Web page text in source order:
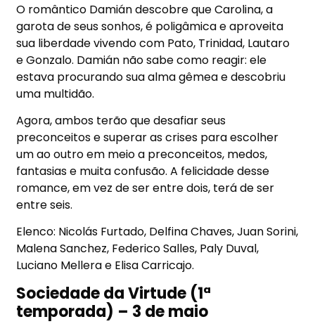
O romântico Damián descobre que Carolina, a
garota de seus sonhos, é poligâmica e aproveita
sua liberdade vivendo com Pato, Trinidad, Lautaro
e Gonzalo. Damián não sabe como reagir: ele
estava procurando sua alma gêmea e descobriu
uma multidão.
Agora, ambos terão que desafiar seus
preconceitos e superar as crises para escolher
um ao outro em meio a preconceitos, medos,
fantasias e muita confusão. A felicidade desse
romance, em vez de ser entre dois, terá de ser
entre seis.
Elenco: Nicolás Furtado, Delfina Chaves, Juan Sorini,
Malena Sanchez, Federico Salles, Paly Duval,
Luciano Mellera e Elisa Carricajo.
Sociedade da Virtude (1ª
temporada) – 3 de maio